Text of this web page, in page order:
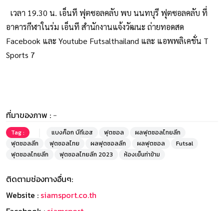
เวลา 19.30 น. เอ็นที ฟุตซอลคลับ พบ นนทบุรี ฟุตซอลคลับ ที่
อาคารกีฬาในร่ม เอ็นที สำนักงานแจ้งวัฒนะ ถ่ายทอดสด
Facebook และ Youtube Futsalthailand และ แอพพลิเคชั่น T
Sports 7
ที่มาของภาพ : -
Tag : แบงค็อก บีทีเอส ฟุตซอล
ผลฟุตซอลไทยลีก
ฟุตซอลลีก
ฟุตซอลไทย ผลฟุตซอลลีก ผลฟุตซอล
Futsal
ฟุตซอลไทยลีก
ฟุตซอลไทยลีก 2023 ห้องเย็นท่าข้าม
ติดตามช่องทางอื่นๆ:
Website : siamsport.co.th